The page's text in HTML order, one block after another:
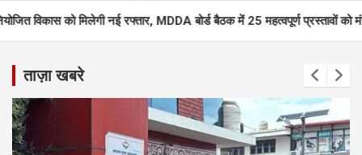
नई रफ्तार, MDDA बोर्ड बैठक में 25 महत्वपूर्ण प्रस्तावों को मंजूरी एमडीडीए
ताज़ा खबरे